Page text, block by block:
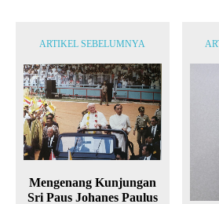
ARTIKEL SEBELUMNYA
Mengenang Kunjungan
Sri Paus Johanes Paulus